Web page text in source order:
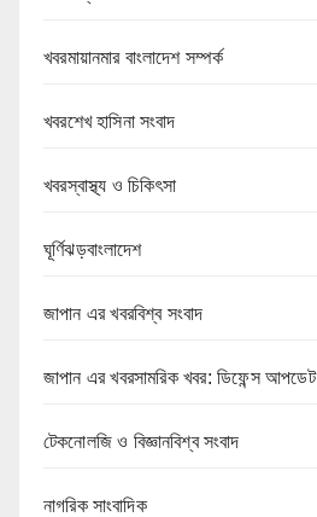
খবরমায়ানমার বাংলাদেশ সম্পর্ক
খবরশেখ হাসিনা সংবাদ
খবরস্বাস্থ্য ও চিকিৎসা
ঘূর্ণিঝড়বাংলাদেশ
জাপান এর খবরবিশ্ব সংবাদ
জাপান এর খবরসামরিক খবর: ডিফেন্স আপডেট
টেকনোলজি ও বিজ্ঞানবিশ্ব সংবাদ
নাগরিক সাংবাদিক